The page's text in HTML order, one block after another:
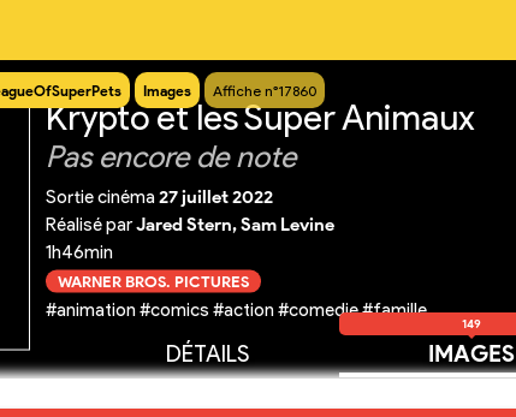
Images Affiche n°17860
Krypto et les Super Animaux
Pas encore de note
Sortie cinéma 27 juillet 2022
Réalisé parJared Stern, Sam Levine
1h46min
WARNER BROS. PICTURES
#animation #comics #action #comedie #famille
DÉTAILS IMAGES
149